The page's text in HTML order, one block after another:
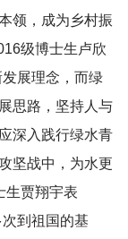
领，成为乡村振
级博士生卢欣
展理念，而绿
思路，坚持人与
深入践行绿水青
坚战中，为水更
生贾翔宇表
到祖国的基